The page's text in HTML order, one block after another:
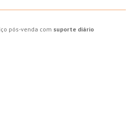
pós-venda com suporte diário